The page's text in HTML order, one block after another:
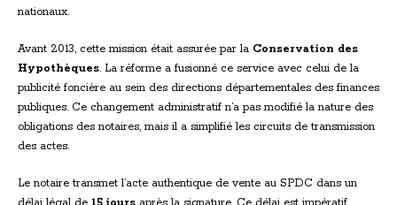
nationaux.
Avant 2013, cette mission était assurée par la Conservation des
Hypothèques. La réforme a fusionné ce service avec celui de la
publicité foncière au sein des directions départementales des finances
publiques. Ce changement administratif n’a pas modifié la nature des
obligations des notaires, mais il a simplifié les circuits de transmission
des actes.
Le notaire transmet l’acte authentique de vente au SPDC dans un
délai légal de 15 jours après la signature. Ce délai est impératif.